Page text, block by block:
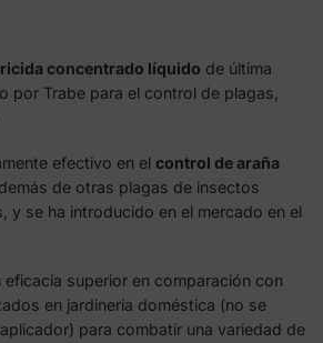
concentrado líquido de última
por Trabe para el control de plagas,
efectivo en el control de araña
de otras plagas de insectos
y se ha introducido en el mercado en el
superior en comparación con
en jardinería doméstica (no se
para combatir una variedad de